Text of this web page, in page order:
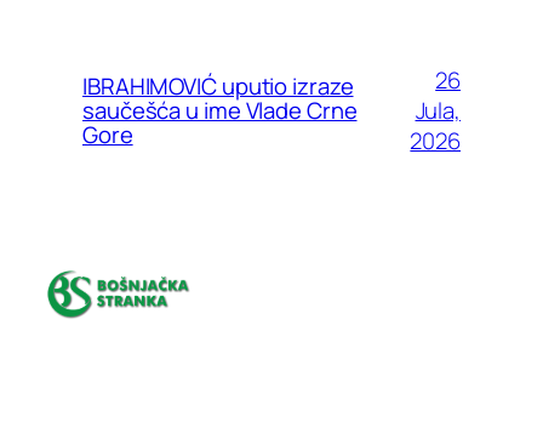
IBRAHIMOVIĆ uputio izraze
saučešća u ime Vlade Crne
Gore
26
Jula,
2026